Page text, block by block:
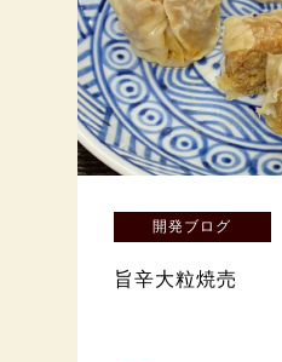
開発ブログ
旨辛大粒焼売